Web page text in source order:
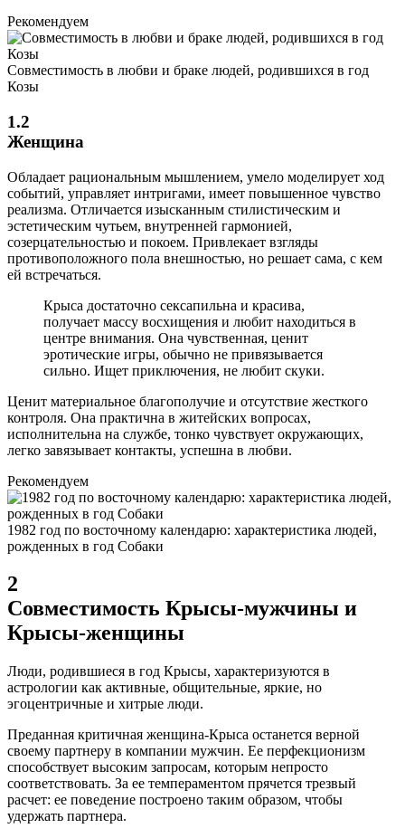
Рекомендуем
Совместимость в любви и браке людей, родившихся в год
Козы
1.2
Женщина
Обладает рациональным мышлением, умело моделирует ход
событий, управляет интригами, имеет повышенное чувство
реализма. Отличается изысканным стилистическим и
эстетическим чутьем, внутренней гармонией,
созерцательностью и покоем. Привлекает взгляды
противоположного пола внешностью, но решает сама, с кем
ей встречаться.
Крыса достаточно сексапильна и красива,
получает массу восхищения и любит находиться в
центре внимания. Она чувственная, ценит
эротические игры, обычно не привязывается
сильно. Ищет приключения, не любит скуки.
Ценит материальное благополучие и отсутствие жесткого
контроля. Она практична в житейских вопросах,
исполнительна на службе, тонко чувствует окружающих,
легко завязывает контакты, успешна в любви.
Рекомендуем
1982 год по восточному календарю: характеристика людей,
рожденных в год Собаки
2
Совместимость Крысы-мужчины и
Крысы-женщины
Люди, родившиеся в год Крысы, характеризуются в
астрологии как активные, общительные, яркие, но
эгоцентричные и хитрые люди.
Преданная критичная женщина-Крыса останется верной
своему партнеру в компании мужчин. Ее перфекционизм
способствует высоким запросам, которым непросто
соответствовать. За ее темпераментом прячется трезвый
расчет: ее поведение построено таким образом, чтобы
удержать партнера.